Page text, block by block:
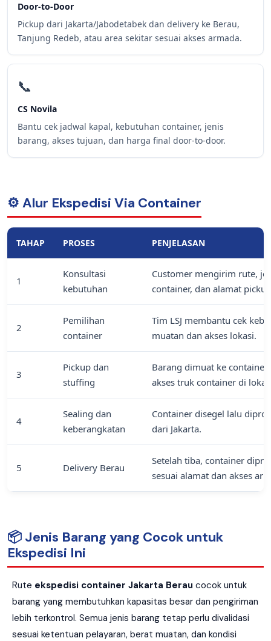
Door-to-Door
Pickup dari Jakarta/Jabodetabek dan delivery ke Berau,
Tanjung Redeb, atau area sekitar sesuai akses armada.
📞
CS Novila
Bantu cek jadwal kapal, kebutuhan container, jenis
barang, akses tujuan, dan harga final door-to-door.
⚙️ Alur Ekspedisi Via Container
TAHAP PROSES PENJELASAN
1
Konsultasi
kebutuhan
Customer mengirim rute,
container, dan alamat
2
Pemilihan
container
Tim LSJ membantu cek
muatan dan akses lokasi.
3
Pickup dan
stuffing
Barang dimuat ke
akses truk container di
4
Sealing dan
keberangkatan
Container disegel lalu
dari Jakarta.
5 Delivery Berau
Setelah tiba, container
sesuai alamat dan akses
📦 Jenis Barang yang Cocok untuk
Ekspedisi Ini
Rute ekspedisi container Jakarta Berau cocok untuk
barang yang membutuhkan kapasitas besar dan pengiriman
lebih terkontrol. Semua jenis barang tetap perlu divalidasi
sesuai ketentuan pelayaran, berat muatan, dan kondisi